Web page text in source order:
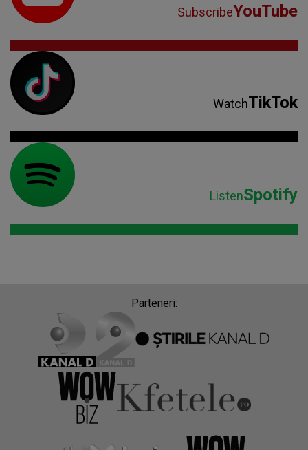
SubscribeYouTube
WatchTikTok
ListenSpotify
Parteneri: